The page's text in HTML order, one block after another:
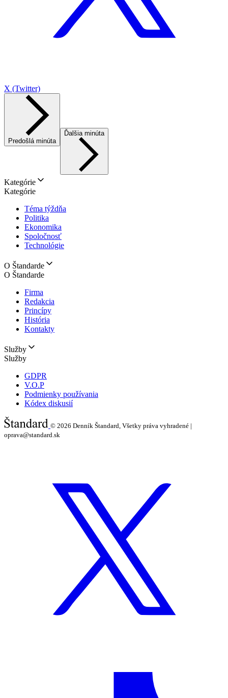
X (Twitter)
Predošlá minúta
Ďalšia minúta
Kategórie
Kategórie
Téma týždňa
Politika
Ekonomika
Spoločnosť
Technológie
O Štandarde
O Štandarde
Firma
Redakcia
Princípy
História
Kontakty
Služby
Služby
GDPR
V.O.P
Podmienky používania
Kódex diskusií
© 2026 Denník Štandard, Všetky práva vyhradené |
oprava@standard.sk